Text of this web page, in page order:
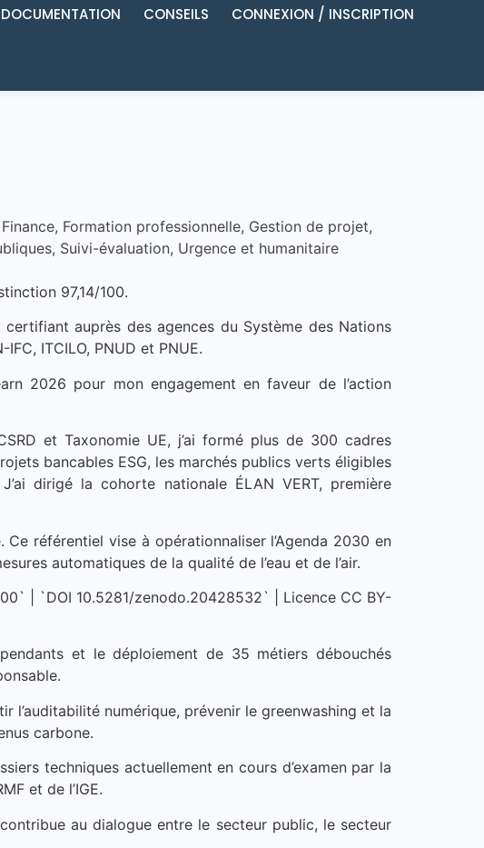
DOCUMENTATION CONSEILS CONNEXION / INSCRIPTION
Finance, Formation professionnelle, Gestion de projet,
, Suivi-évaluation, Urgence et humanitaire
97,14/100.
auprès des agences du Système des Nations
IFC, ITCILO, PNUD et PNUE.
2026 pour mon engagement en faveur de l’action
et Taxonomie UE, j’ai formé plus de 300 cadres
bancables ESG, les marchés publics verts éligibles
dirigé la cohorte nationale ÉLAN VERT, première
référentiel vise à opérationnaliser l’Agenda 2030 en
automatiques de la qualité de l’eau et de l’air.
| `DOI 10.5281/zenodo.20428532` | Licence CC BY-
et le déploiement de 35 métiers débouchés
l’auditabilité numérique, prévenir le greenwashing et la
carbone.
techniques actuellement en cours d’examen par la
et de l’IGE.
au dialogue entre le secteur public, le secteur